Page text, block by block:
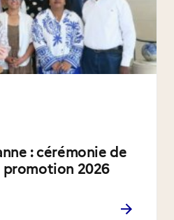
: cérémonie de
2026